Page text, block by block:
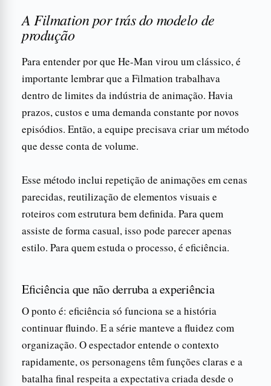
A Filmation por trás do modelo de
produção
Para entender por que He-Man virou um clássico, é
importante lembrar que a Filmation trabalhava
dentro de limites da indústria de animação. Havia
prazos, custos e uma demanda constante por novos
episódios. Então, a equipe precisava criar um método
que desse conta de volume.
Esse método inclui repetição de animações em cenas
parecidas, reutilização de elementos visuais e
roteiros com estrutura bem definida. Para quem
assiste de forma casual, isso pode parecer apenas
estilo. Para quem estuda o processo, é eficiência.
Eficiência que não derruba a experiência
O ponto é: eficiência só funciona se a história
continuar fluindo. E a série manteve a fluidez com
organização. O espectador entende o contexto
rapidamente, os personagens têm funções claras e a
batalha final respeita a expectativa criada desde o